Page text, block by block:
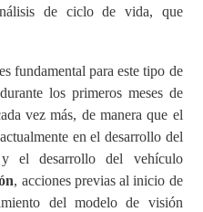
de ciclo de vida, que
fundamental para este tipo de
los primeros meses de
vez más, de manera que el
en el desarrollo del
el desarrollo del vehículo
, acciones previas al inicio de
del modelo de visión